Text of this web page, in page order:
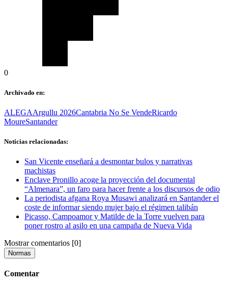
0
Archivado en:
ALEGAArgullu 2026Cantabria No Se VendeRicardo
MoureSantander
Noticias relacionadas:
San Vicente enseñará a desmontar bulos y narrativas
machistas
Enclave Pronillo acoge la proyección del documental
“Almenara”, un faro para hacer frente a los discursos de odio
La periodista afgana Roya Musawi analizará en Santander el
coste de informar siendo mujer bajo el régimen talibán
Picasso, Campoamor y Matilde de la Torre vuelven para
poner rostro al asilo en una campaña de Nueva Vida
Mostrar comentarios [0]
Normas
Comentar